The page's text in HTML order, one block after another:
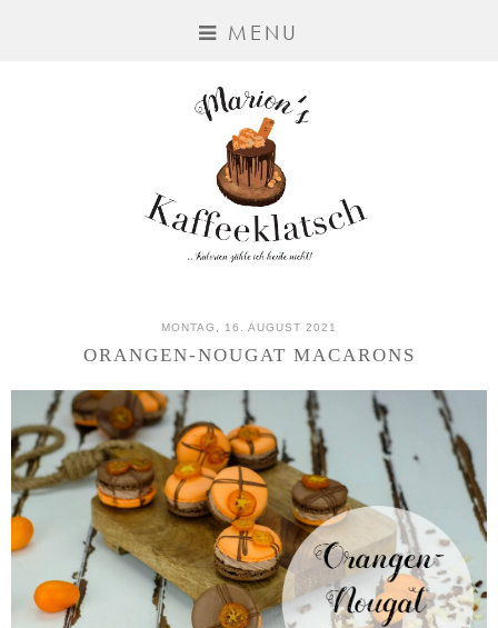
MENU
MONTAG, 16. AUGUST 2021
ORANGEN-NOUGAT MACARONS